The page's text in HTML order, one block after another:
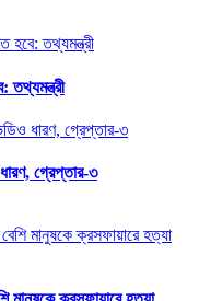
তথ্যমন্ত্রী
গ্রেপ্তার-৩